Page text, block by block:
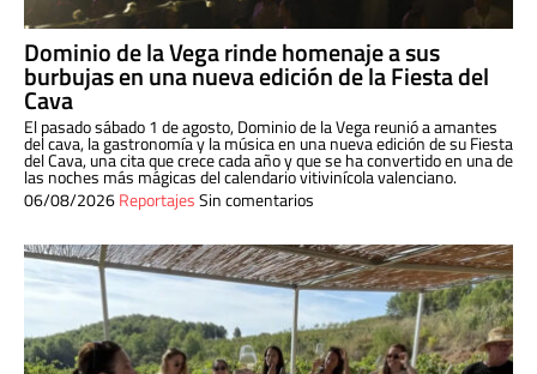
Dominio de la Vega rinde homenaje a sus
burbujas en una nueva edición de la Fiesta del
Cava
El pasado sábado 1 de agosto, Dominio de la Vega reunió a amantes
del cava, la gastronomía y la música en una nueva edición de su Fiesta
del Cava, una cita que crece cada año y que se ha convertido en una de
las noches más mágicas del calendario vitivinícola valenciano.
06/08/2026ReportajesSin comentarios